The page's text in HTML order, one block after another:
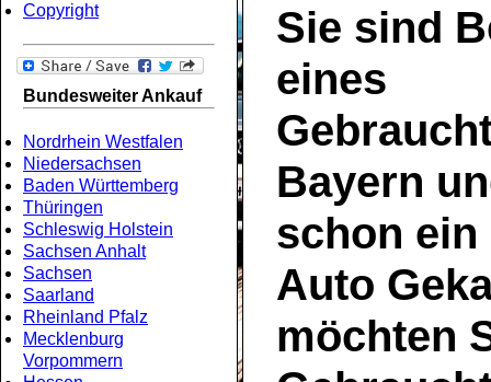
Copyright
Bundesweiter Ankauf
Nordrhein Westfalen
Niedersachsen
Baden Württemberg
Thüringen
Schleswig Holstein
Sachsen Anhalt
Sachsen
Saarland
Rheinland Pfalz
Mecklenburg
Vorpommern
Sie sind
eines
Bayern
schon ein
Auto
möchten